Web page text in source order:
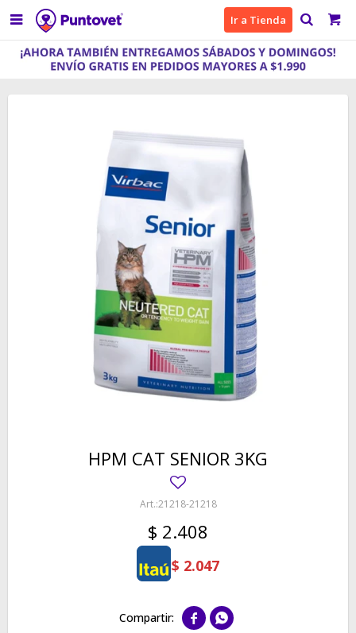
 Ir a Tienda
HPM CAT SENIOR 3KG
21218-21218
$ 2.408
$ 2.047
 